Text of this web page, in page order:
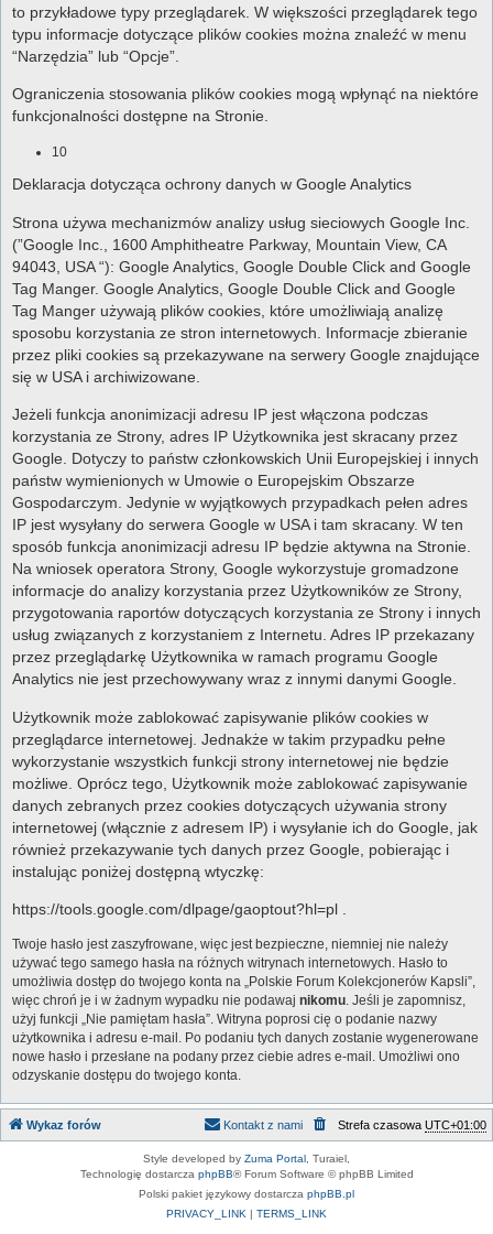
to przykładowe typy przeglądarek. W większości przeglądarek tego
typu informacje dotyczące plików cookies można znaleźć w menu
“Narzędzia” lub “Opcje”.
Ograniczenia stosowania plików cookies mogą wpłynąć na niektóre
funkcjonalności dostępne na Stronie.
10
Deklaracja dotycząca ochrony danych w Google Analytics
Strona używa mechanizmów analizy usług sieciowych Google Inc.
(”Google Inc., 1600 Amphitheatre Parkway, Mountain View, CA
94043, USA “): Google Analytics, Google Double Click and Google
Tag Manger. Google Analytics, Google Double Click and Google
Tag Manger używają plików cookies, które umożliwiają analizę
sposobu korzystania ze stron internetowych. Informacje zbieranie
przez pliki cookies są przekazywane na serwery Google znajdujące
się w USA i archiwizowane.
Jeżeli funkcja anonimizacji adresu IP jest włączona podczas
korzystania ze Strony, adres IP Użytkownika jest skracany przez
Google. Dotyczy to państw członkowskich Unii Europejskiej i innych
państw wymienionych w Umowie o Europejskim Obszarze
Gospodarczym. Jedynie w wyjątkowych przypadkach pełen adres
IP jest wysyłany do serwera Google w USA i tam skracany. W ten
sposób funkcja anonimizacji adresu IP będzie aktywna na Stronie.
Na wniosek operatora Strony, Google wykorzystuje gromadzone
informacje do analizy korzystania przez Użytkowników ze Strony,
przygotowania raportów dotyczących korzystania ze Strony i innych
usług związanych z korzystaniem z Internetu. Adres IP przekazany
przez przeglądarkę Użytkownika w ramach programu Google
Analytics nie jest przechowywany wraz z innymi danymi Google.
Użytkownik może zablokować zapisywanie plików cookies w
przeglądarce internetowej. Jednakże w takim przypadku pełne
wykorzystanie wszystkich funkcji strony internetowej nie będzie
możliwe. Oprócz tego, Użytkownik może zablokować zapisywanie
danych zebranych przez cookies dotyczących używania strony
internetowej (włącznie z adresem IP) i wysyłanie ich do Google, jak
również przekazywanie tych danych przez Google, pobierając i
instalując poniżej dostępną wtyczkę:
https://tools.google.com/dlpage/gaoptout?hl=pl .
Twoje hasło jest zaszyfrowane, więc jest bezpieczne, niemniej nie należy
używać tego samego hasła na różnych witrynach internetowych. Hasło to
umożliwia dostęp do twojego konta na „Polskie Forum Kolekcjonerów Kapsli”,
więc chroń je i w żadnym wypadku nie podawaj nikomu. Jeśli je zapomnisz,
użyj funkcji „Nie pamiętam hasła”. Witryna poprosi cię o podanie nazwy
użytkownika i adresu e-mail. Po podaniu tych danych zostanie wygenerowane
nowe hasło i przesłane na podany przez ciebie adres e-mail. Umożliwi ono
odzyskanie dostępu do twojego konta.
Wykaz forów Strefa czasowa UTC+01:00
Kontakt z nami
Style developed by Zuma Portal, Turaiel,
Technologię dostarcza phpBB® Forum Software © phpBB Limited
Polski pakiet językowy dostarcza phpBB.pl
PRIVACY_LINK | TERMS_LINK